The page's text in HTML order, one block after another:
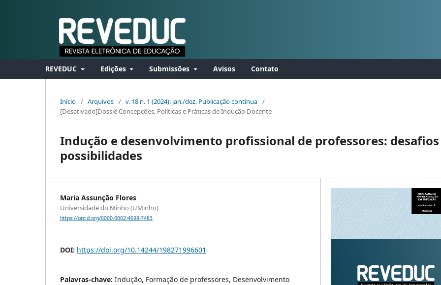
REVEDUC Edições Submissões Avisos Contato
Início / Arquivos / v. 18 n. 1 (2024): jan./dez. Publicação contínua /
[Desativado]Dossiê Concepções, Políticas e Práticas de Indução Docente
Indução e desenvolvimento profissional de professores: desafios
possibilidades
Maria Assunção Flores
Universidade do Minho (UMinho)
https://orcid.org/0000-0002-4698-7483
DOI: https://doi.org/10.14244/198271996601
Palavras-chave: Indução, Formação de professores, Desenvolvimento